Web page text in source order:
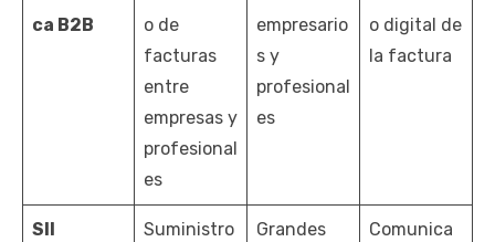
ca B2B
o de
facturas
entre
empresas y
profesional
es
empresario
s y
profesional
es
o digital de
la factura
SII
Suministro
Grandes
Comunica